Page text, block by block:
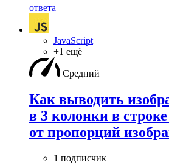
ответа
JavaScript
+1 ещё
Средний
Как выводить
в 3 колонки в
от пропорций
1 подписчик